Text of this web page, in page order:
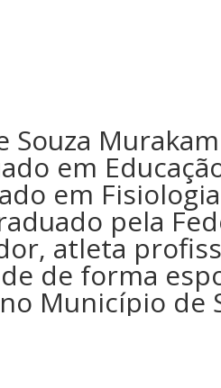
Souza
em
em
pela
atleta
de forma
Município de